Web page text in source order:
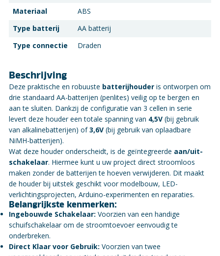
Materiaal
ABS
Type batterij
AA batterij
Type connectie
Draden
Beschrijving
Deze praktische en robuuste batterijhouder is ontworpen om
drie standaard AA-batterijen (penlites) veilig op te bergen en
aan te sluiten. Dankzij de configuratie van 3 cellen in serie
levert deze houder een totale spanning van 4,5V (bij gebruik
van alkalinebatterijen) of3,6V (bij gebruik van oplaadbare
NiMH-batterijen).
Wat deze houder onderscheidt, is de geïntegreerde aan/uit-
schakelaar. Hiermee kunt u uw project direct stroomloos
maken zonder de batterijen te hoeven verwijderen. Dit maakt
de houder bij uitstek geschikt voor modelbouw, LED-
verlichtingsprojecten, Arduino-experimenten en reparaties.
Belangrijkste kenmerken:
Ingebouwde Schakelaar: Voorzien van een handige
schuifschakelaar om de stroomtoevoer eenvoudig te
onderbreken.
Direct Klaar voor Gebruik: Voorzien van twee